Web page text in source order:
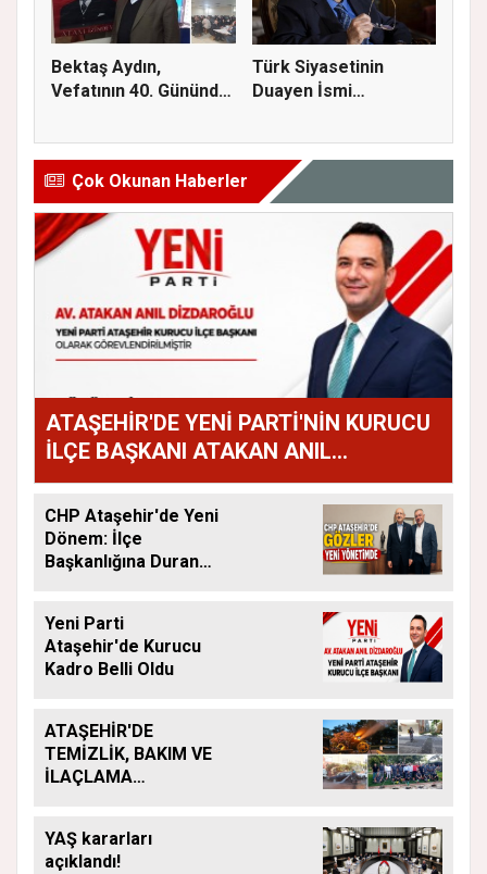
Bektaş Aydın,
Vefatının 40. Gününde
Türk Siyasetinin
Duayen İsmi
Çok Okunan Haberler
ATAŞEHİR'DE YENİ PARTİ'NİN KURUCU
İLÇE BAŞKANI ATAKAN ANIL
DİZDAROĞLU OLDU
CHP Ataşehir'de Yeni
Dönem: İlçe
Başkanlığına Duran
Yeni Parti
Ataşehir'de Kurucu
Kadro Belli Oldu
ATAŞEHİR'DE
TEMİZLİK, BAKIM VE
İLAÇLAMA
YAŞ kararları
açıklandı!